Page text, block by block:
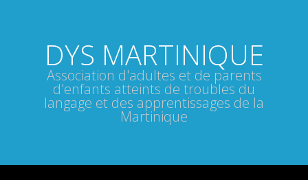
DYS MARTINIQUE
Association d'adultes et de parents
d'enfants atteints de troubles du
langage et des apprentissages de la
Martinique